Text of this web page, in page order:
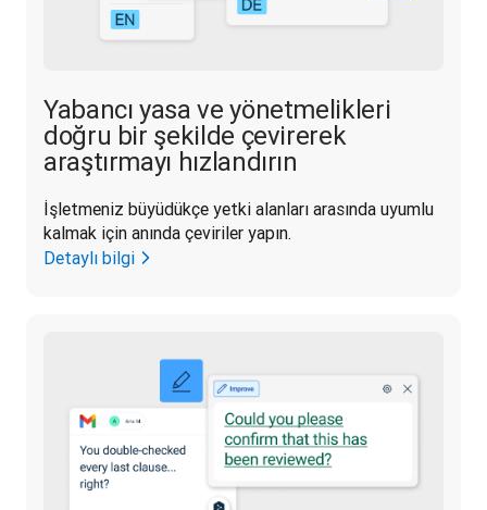
Yabancı yasa ve yönetmelikleri
doğru bir şekilde çevirerek
araştırmayı hızlandırın
İşletmeniz büyüdükçe yetki alanları arasında uyumlu
kalmak için anında çeviriler yapın.
Detaylı bilgi